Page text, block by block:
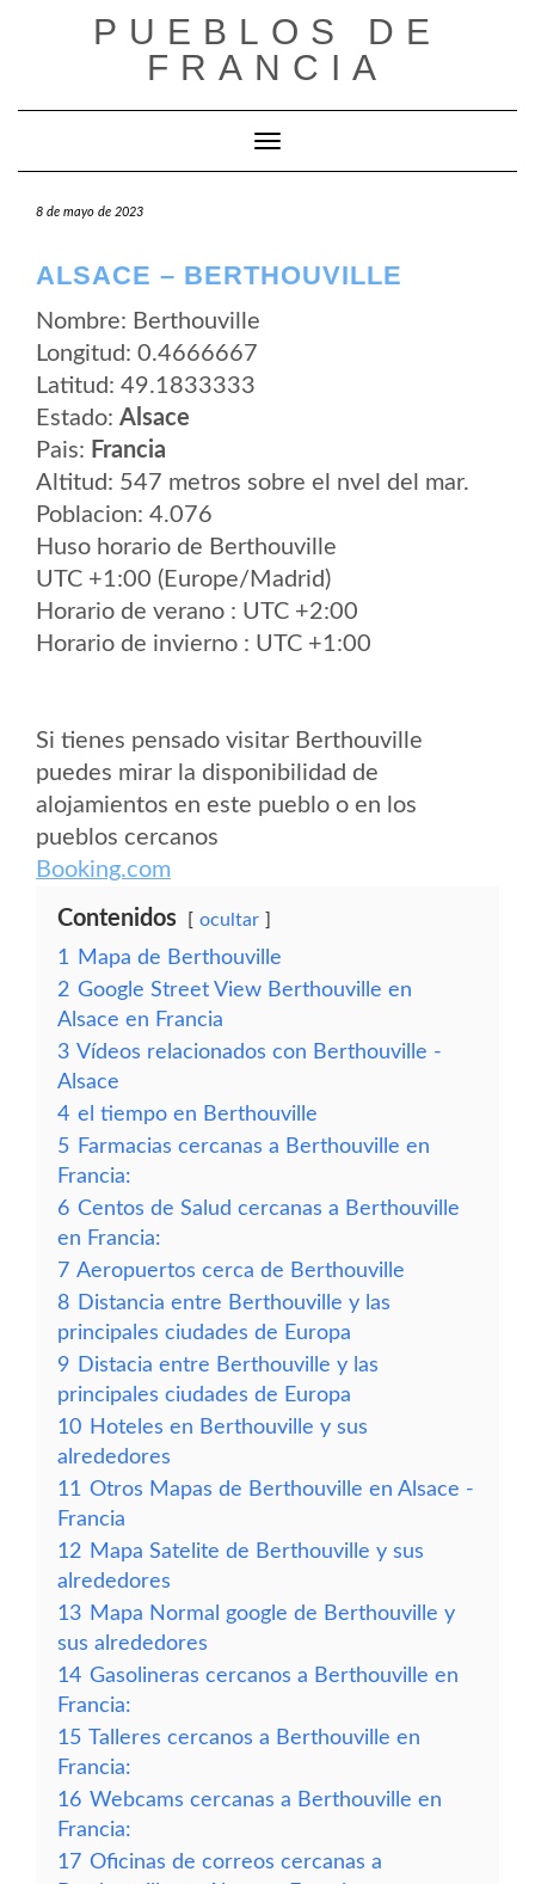
PUEBLOS DE
FRANCIA
Cambiar modo de navegación
8 de mayo de 2023
ALSACE – BERTHOUVILLE
Nombre: Berthouville
Longitud: 0.4666667
Latitud: 49.1833333
Estado: Alsace
Pais: Francia
Altitud: 547 metros sobre el nvel del mar.
Poblacion: 4.076
Huso horario de Berthouville
UTC +1:00 (Europe/Madrid)
Horario de verano : UTC +2:00
Horario de invierno : UTC +1:00
Si tienes pensado visitar Berthouville
puedes mirar la disponibilidad de
alojamientos en este pueblo o en los
pueblos cercanos
Booking.com
Contenidos ocultar
1
Mapa de Berthouville
2 Google Street View Berthouville en
Alsace en Francia
3 Vídeos relacionados con Berthouville -
Alsace
4 el tiempo en Berthouville
5 Farmacias cercanas a Berthouville en
Francia:
6 Centos de Salud cercanas a Berthouville
en Francia:
7 Aeropuertos cerca de Berthouville
8 Distancia entre Berthouville y las
principales ciudades de Europa
9 Distacia entre Berthouville y las
principales ciudades de Europa
10 Hoteles en Berthouville y sus
alrededores
11 Otros Mapas de Berthouville en Alsace -
Francia
12 Mapa Satelite de Berthouville y sus
alrededores
13 Mapa Normal google de Berthouville y
sus alrededores
14 Gasolineras cercanos a Berthouville en
Francia:
15 Talleres cercanos a Berthouville en
Francia:
16 Webcams cercanas a Berthouville en
Francia:
17 Oficinas de correos cercanas a